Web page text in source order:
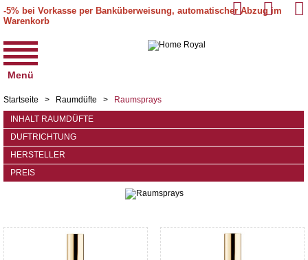
-5% bei Vorkasse per Banküberweisung, automatischer Abzug im
Warenkorb
Menü
Startseite > Raumdüfte >
Raumsprays
INHALT RAUMDÜFTE
DUFTRICHTUNG
HERSTELLER
PREIS